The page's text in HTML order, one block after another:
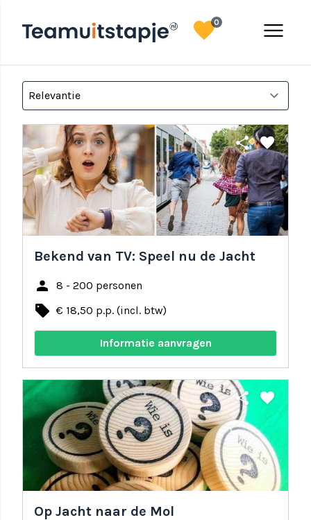
menu
favorite0
share favorite
Bekend van TV: Speel nu de Jacht
person 8 - 200 personen
local_offer € 18,50 p.p. (incl. btw)
Informatie aanvragen
share favorite
Op Jacht naar de Mol